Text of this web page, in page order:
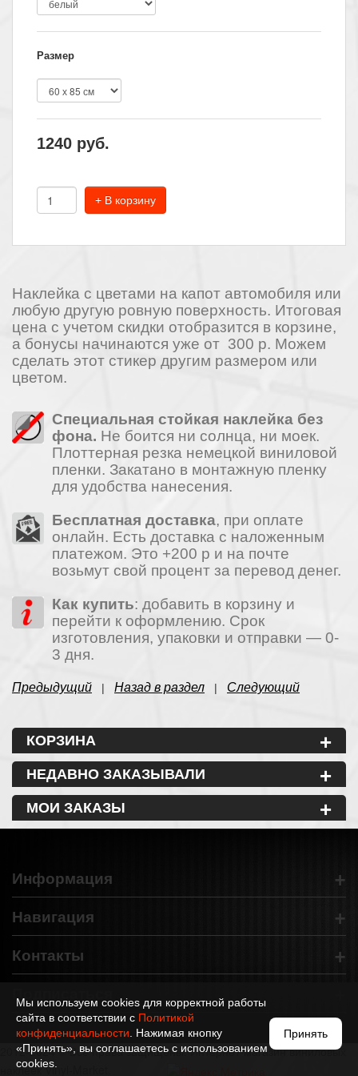
Размер
1240 руб.
+ В корзину
Наклейка с цветами на капот автомобиля или
любую другую ровную поверхность. Итоговая
цена с учетом скидки отобразится в корзине,
а бонусы начинаются уже от 300 р. Можем
сделать этот стикер другим размером или
цветом.
Специальная стойкая наклейка без
фона. Не боится ни солнца, ни моек.
Плоттерная резка немецкой виниловой
пленки. Закатано в монтажную пленку
для удобства нанесения.
Бесплатная доставка, при оплате
онлайн. Есть доставка с наложенным
платежом. Это +200 р и на почте
возьмут свой процент за перевод денег.
Как купить: добавить в корзину и
перейти к оформлению. Срок
изготовления, упаковки и отправки — 0-
3 дня.
Предыдущий | Назад в раздел | Следующий
КОРЗИНА +
НЕДАВНО ЗАКАЗЫВАЛИ +
МОИ ЗАКАЗЫ +
Информация +
Навигация +
Контакты +
Подписаться
2012-2024 © Все права защищены. Интернет-магазин виниловых
наклеек Vinyl-Market.
Мы используем cookies для корректной работы
сайта в соответствии с Политикой
конфиденциальности . Нажимая кнопку
«Принять», вы соглашаетесь с использованием
cookies.
Принять